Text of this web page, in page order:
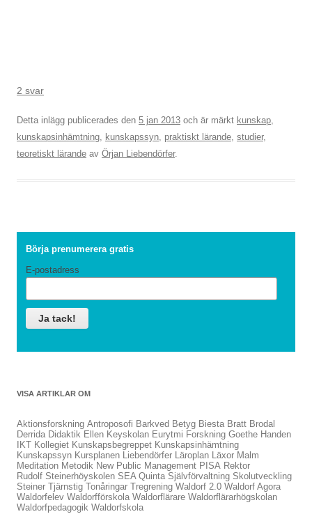
2 svar
Detta inlägg publicerades den 5 jan 2013 och är märkt kunskap,
kunskapsinhämtning, kunskapssyn, praktiskt lärande, studier,
teoretiskt lärande av Örjan Liebendörfer.
Börja prenumerera gratis
E-postadress
VISA ARTIKLAR OM
Aktionsforskning Antroposofi Barkved Betyg Biesta Bratt Brodal
Derrida Didaktik Ellen Keyskolan Eurytmi Forskning Goethe Handen
IKT Kollegiet Kunskapsbegreppet Kunskapsinhämtning
Kunskapssyn Kursplanen Liebendörfer Läroplan Läxor Malm
Meditation Metodik New Public Management PISA Rektor
Rudolf Steinerhöyskolen SEA Quinta Självförvaltning Skolutveckling
Steiner Tjärnstig Tonåringar Tregrening Waldorf 2.0 Waldorf Agora
Waldorfelev Waldorfförskola Waldorflärare Waldorflärarhögskolan
Waldorfpedagogik Waldorfskola